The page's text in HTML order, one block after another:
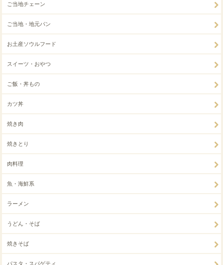
ご当地チェーン
ご当地・地元パン
お土産ソウルフード
スイーツ・おやつ
ご飯・丼もの
カツ丼
焼き肉
焼きとり
肉料理
魚・海鮮系
ラーメン
うどん・そば
焼きそば
パスタ・スパゲティ